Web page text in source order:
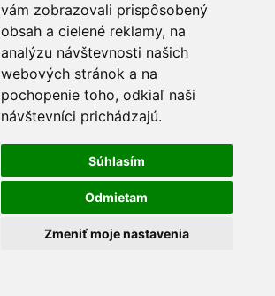
vám zobrazovali prispôsobený
obsah a cielené reklamy, na
analýzu návštevnosti našich
webových stránok a na
pochopenie toho, odkiaľ naši
návštevníci prichádzajú.
Súhlasím
Odmietam
Zmeniť moje nastavenia